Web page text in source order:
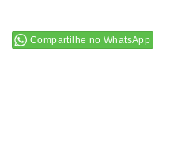
Compartilhe no WhatsApp